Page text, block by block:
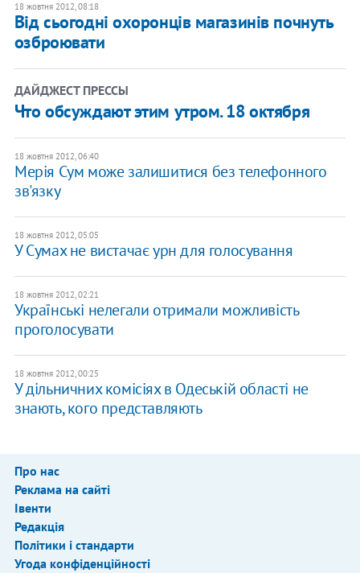
18 жовтня 2012, 08:18
Від сьогодні охоронців магазинів почнуть
озброювати
ДАЙДЖЕСТ ПРЕССЫ
Что обсуждают этим утром. 18 октября
18 жовтня 2012, 06:40
Мерія Сум може залишитися без телефонного
зв'язку
18 жовтня 2012, 05:05
У Сумах не вистачає урн для голосування
18 жовтня 2012, 02:21
Українські нелегали отримали можливість
проголосувати
18 жовтня 2012, 00:25
У дільничних комісіях в Одеській області не
знають, кого представляють
Про нас
Реклама на сайті
Івенти
Редакція
Політики і стандарти
Угода конфіденційності